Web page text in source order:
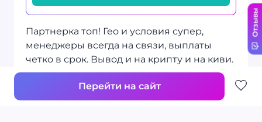
Партнерка топ! Гео и условия супер,
менеджеры всегда на связи, выплаты
четко в срок. Вывод и на крипту и на киви.
100% рекомендую
Перейти на сайт
Отзывы